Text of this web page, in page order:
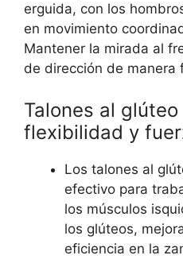
erguida, con los
en movimiento
Mantener la mirada al
de dirección de manera
Talones al
flexibilidad y
Los talones al
efectivo para
los músculos
los glúteos,
eficiencia en la